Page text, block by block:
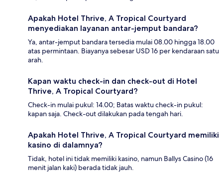
Apakah Hotel Thrive, A Tropical Courtyard
menyediakan layanan antar-jemput bandara?
Ya, antar-jemput bandara tersedia mulai 08.00 hingga 18.00
atas permintaan. Biayanya sebesar USD 16 per kendaraan satu
arah.
Kapan waktu check-in dan check-out di Hotel
Thrive, A Tropical Courtyard?
Check-in mulai pukul: 14.00; Batas waktu check-in pukul:
kapan saja. Check-out dilakukan pada tengah hari.
Apakah Hotel Thrive, A Tropical Courtyard memiliki
kasino di dalamnya?
Tidak, hotel ini tidak memiliki kasino, namun Ballys Casino (16
menit jalan kaki) berada tidak jauh.